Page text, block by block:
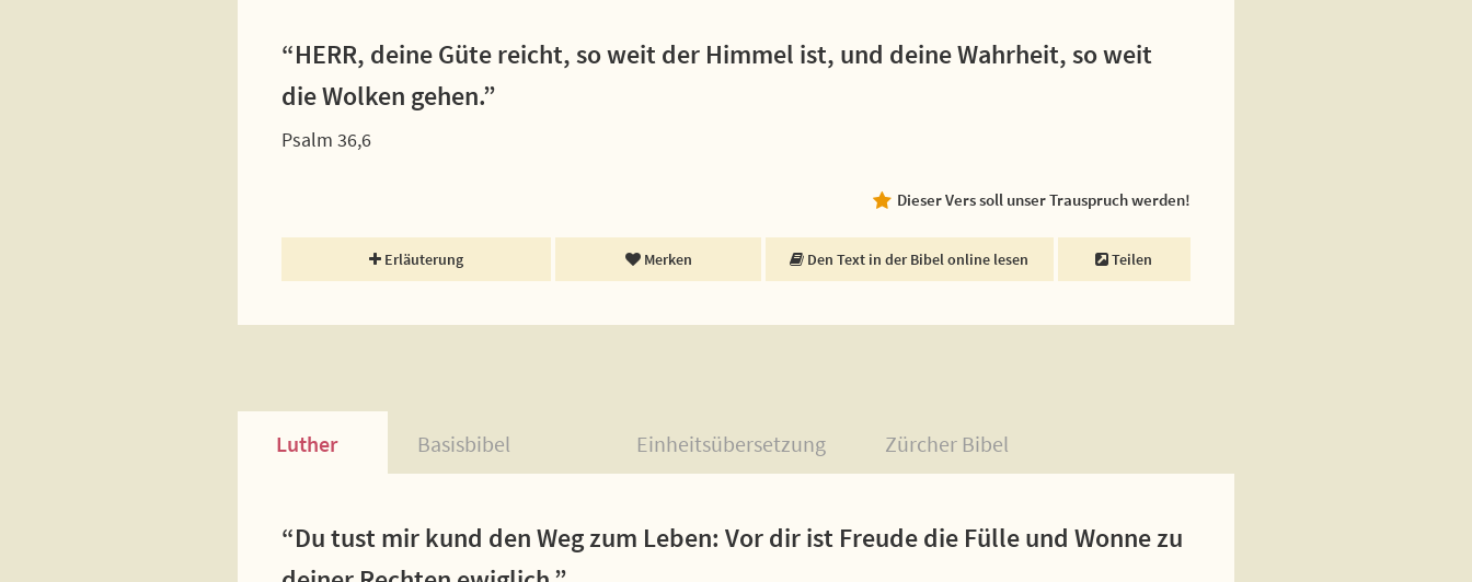
“HERR, deine Güte reicht, so weit der Himmel ist, und deine Wahrheit, so weit
die Wolken gehen.”
Psalm 36,6
Dieser Vers soll unser Trauspruch werden!
Erläuterung Merken Den Text in der Bibel online lesen Teilen
Luther Basisbibel Einheitsübersetzung Zürcher Bibel
“Du tust mir kund den Weg zum Leben: Vor dir ist Freude die Fülle und Wonne zu